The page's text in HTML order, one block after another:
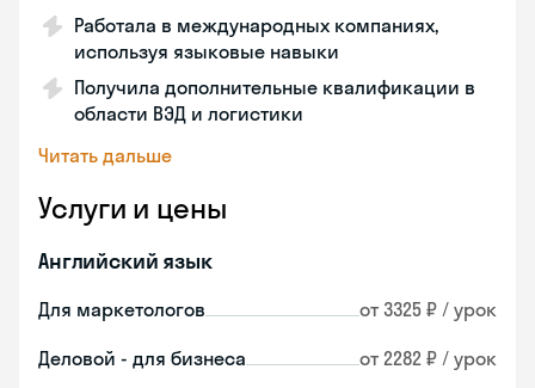
Работала в международных компаниях,
используя языковые навыки
Получила дополнительные квалификации в
области ВЭД и логистики
Читать дальше
Услуги и цены
Английский язык
Для маркетологов от 3325 ₽ / урок
Деловой - для бизнеса от 2282 ₽ / урок